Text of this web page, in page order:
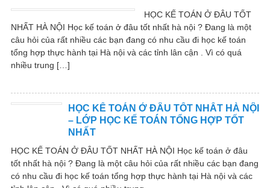
HỌC KẾ TOÁN Ở ĐÂU TỐT
NHẤT HÀ NỘI Học kế toán ở đâu tốt nhất hà nội ? Đang là một
câu hỏi của rất nhiều các bạn đang có nhu cầu đi học kế toán
tổng hợp thực hành tại Hà nội và các tỉnh lân cận . Vì có quá
nhiều trung […]
HỌC KẾ TOÁN Ở ĐÂU TỐT NHẤT HÀ NỘI
– LỚP HỌC KẾ TOÁN TỔNG HỢP TỐT
NHẤT
HỌC KẾ TOÁN Ở ĐÂU TỐT NHẤT HÀ NỘI Học kế toán ở đâu
tốt nhất hà nội ? Đang là một câu hỏi của rất nhiều các bạn đang
có nhu cầu đi học kế toán tổng hợp thực hành tại Hà nội và các